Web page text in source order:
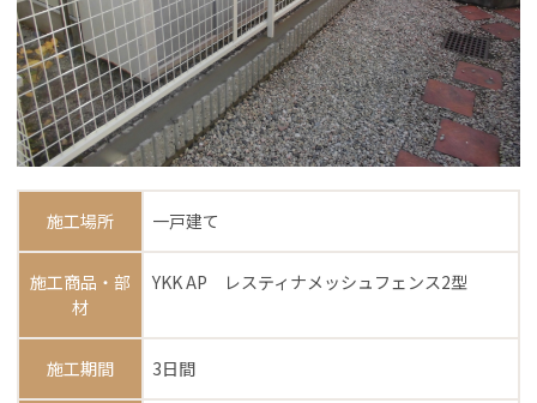
施工場所 一戸建て
施工商品・部
材
YKK AP レスティナメッシュフェンス2型
施工期間 3日間